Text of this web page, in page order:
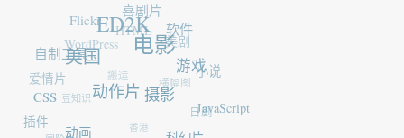
电影
ED2K
美国
动作片 摄影
游戏
软件
喜剧片
Flickr
自制工具
CSS
JavaScript
小说
美剧
HTML
WordPress
爱情片
插件 日剧
横幅图
搬运
豆知识
冒险片
香港